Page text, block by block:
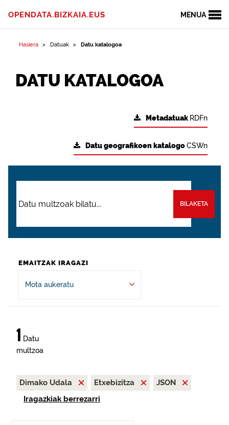
MENUA
OPENDATA.BIZKAIA.EUS
Hasiera Datuak Datu katalogoa
DATU KATALOGOA
Metadatuak RDFn
Datu geografikoen katalogoCSWn
BILAKETA
EMAITZAK IRAGAZI
Mota aukeratu
1 Datu
multzoa
Dimako Udala Etxebizitza
JSON
Iragazkiak berrezarri